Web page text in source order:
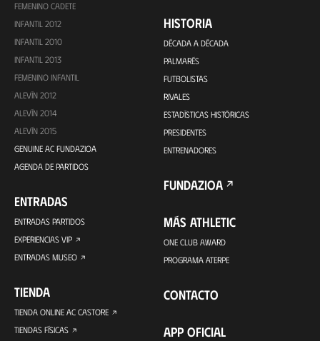
FEMENINO CADETE
INFANTIL 2012
INFANTIL 2010
INFANTIL 2013
FEMENINO INFANTIL
ALEVÍN 2012
ALEVÍN 2014
ALEVÍN 2015
GENUINE AC FUNDAZIOA
AGENDA DE PARTIDOS
ENTRADAS
ENTRADAS PARTIDOS
EXPERIENCIAS VIP
ENTRADAS MUSEO
TIENDA
TIENDA ONLINE AC CASTORE
TIENDAS FÍSICAS
HISTORIA
DÉCADA A DÉCADA
PALMARÉS
FUTBOLISTAS
RIVALES
ESTADÍSTICAS HISTÓRICAS
PRESIDENTES
ENTRENADORES
FUNDAZIOA
MÁS ATHLETIC
ONE CLUB AWARD
PROGRAMA ATERPE
CONTACTO
APP OFICIAL